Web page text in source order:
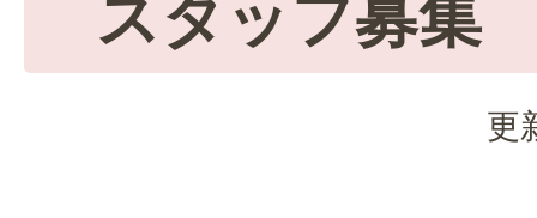
スタッフ募集
更